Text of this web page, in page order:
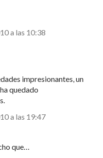
a las 10:38
impresionantes, un
quedado
a las 19:47
que…